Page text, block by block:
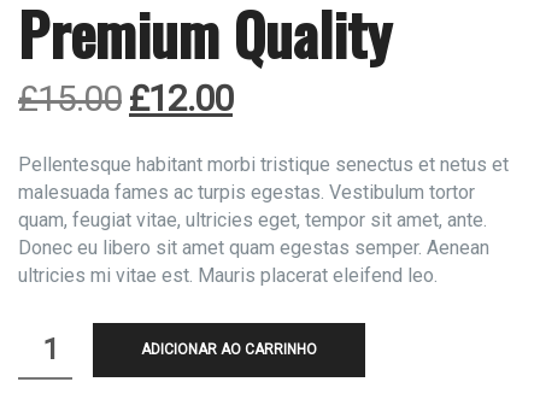
Premium Quality
£15.00 O
original
era:
£15.00.
£12.00O
atual
é:
£12.00.
Pellentesque habitant morbi tristique senectus et netus et
malesuada fames ac turpis egestas. Vestibulum tortor
quam, feugiat vitae, ultricies eget, tempor sit amet, ante.
Donec eu libero sit amet quam egestas semper. Aenean
ultricies mi vitae est. Mauris placerat eleifend leo.
Premium
Quality
ADICIONAR AO CARRINHO